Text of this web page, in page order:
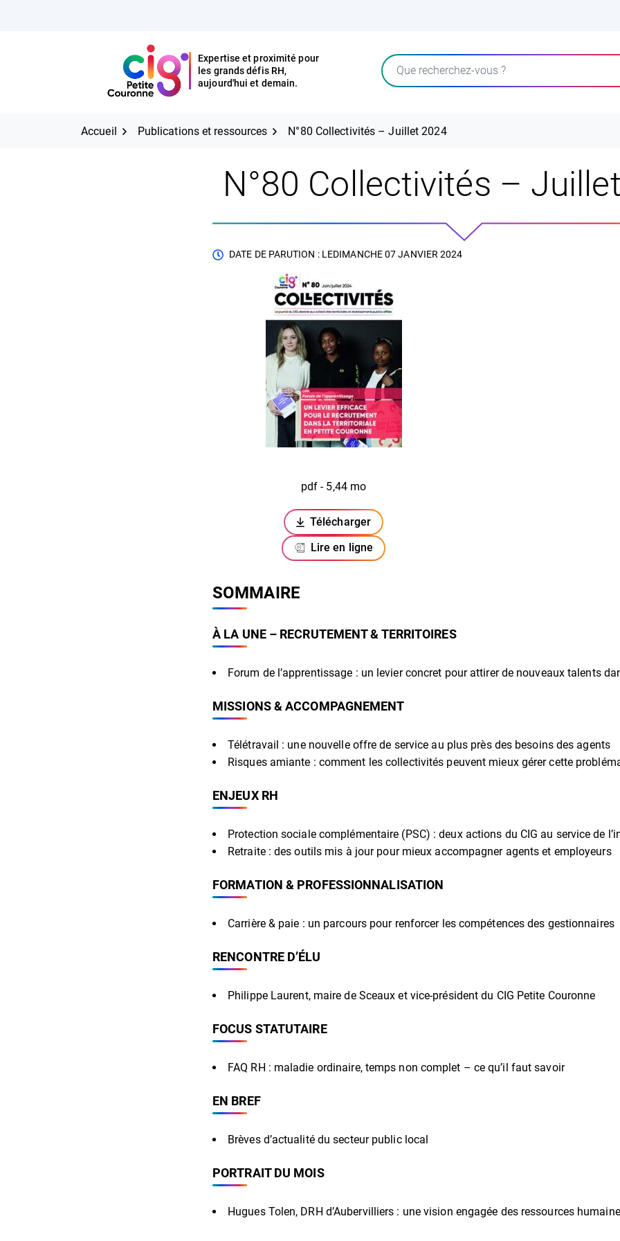
CIG Petite Couronne
Expertise et proximité pour
les grands défis RH,
aujourd'hui et demain.
Rechercher
CIG Petite Couronne
Expertise et proximité pour
les grands défis RH,
aujourd'hui et demain.
Accueil Publications et ressources N°80 Collectivités – Juillet 2024
N°80 Collectivités –
DATE DE PARUTION : LEDIMANCHE 07 JANVIER 2024
pdf - 5,44 mo
Télécharger
(ouverture dans un nouvel onglet)
Lire en ligne
SOMMAIRE
À LA UNE – RECRUTEMENT & TERRITOIRES
Forum de l’apprentissage : un levier concret pour attirer de nouveaux talents
MISSIONS & ACCOMPAGNEMENT
Télétravail : une nouvelle offre de service au plus près des besoins des agents
Risques amiante : comment les collectivités peuvent mieux gérer cette
ENJEUX RH
Protection sociale complémentaire (PSC) : deux actions du CIG au service de
Retraite : des outils mis à jour pour mieux accompagner agents et employeurs
FORMATION & PROFESSIONNALISATION
Carrière & paie : un parcours pour renforcer les compétences des gestionnaires
RENCONTRE D’ÉLU
Philippe Laurent, maire de Sceaux et vice-président du CIG Petite Couronne
FOCUS STATUTAIRE
FAQ RH : maladie ordinaire, temps non complet – ce qu’il faut savoir
EN BREF
Brèves d’actualité du secteur public local
PORTRAIT DU MOIS
Hugues Tolen, DRH d’Aubervilliers : une vision engagée des ressources